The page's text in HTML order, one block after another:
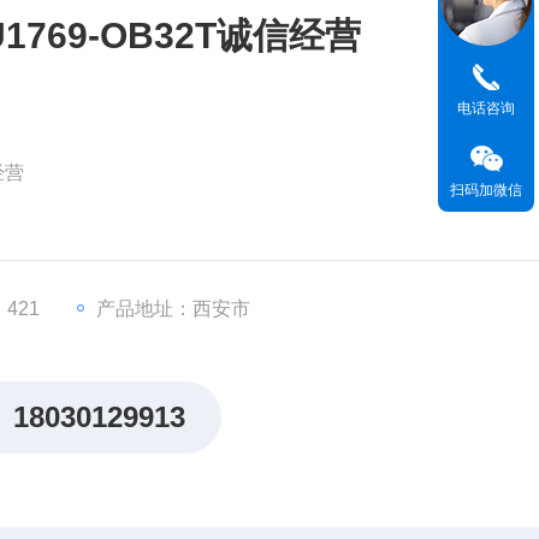
OB32T诚信经营
营
DC工作电压，每点最大输出电流0.5A（浪涌电流
产品地址：西安市
18030129913
电话咨询
扫码加微信